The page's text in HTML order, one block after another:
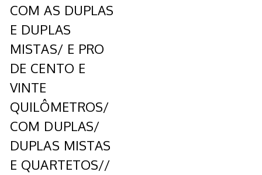
COM AS DUPLAS
E DUPLAS
MISTAS/ E PRO
DE CENTO E
VINTE
QUILÔMETROS/
COM DUPLAS/
DUPLAS MISTAS
E QUARTETOS//